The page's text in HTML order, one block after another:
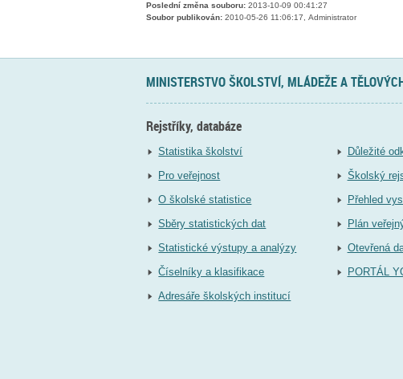
Poslední změna souboru: 2013-10-09 00:41:27
Soubor publikován: 2010-05-26 11:06:17, Administrator
MINISTERSTVO ŠKOLSTVÍ, MLÁDEŽE A
Rejstříky, databáze
Statistika školství
Pro veřejnost
O školské statistice
Sběry statistických dat
Statistické výstupy a analýzy
Číselníky a klasifikace
Adresáře školských institucí
Důležité
Školský
Přehled
Plán
Otevřená
PORTÁL